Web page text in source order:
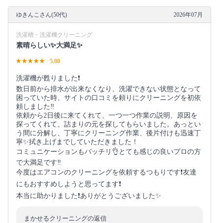
ゆきんこさん(50代) 2026年07月
洗濯槽・洗濯機クリーニング
素晴らしい✨大満足✨
5.00
洗濯機が甦りました❗️
数日前から排水が出来なくなり、洗濯できない状態となって
困っていた時、サイトの口コミを頼りにクリーニングを初依
頼しました‼️
依頼から2日後に来てくれて、一つ一つ作業の説明、原因を
探ってくれて、詰まりの元を探してもらいました。あっとい
う間に分解し、丁寧にクリーニング作業、後片付けも迅速丁
寧✨拭き上げまでしていただきました！
コミュニケーションもバッチリ👌とても感じの良いプロの方
で大満足です‼️
今度はエアコンのクリーニングを依頼するつもりです❗️友達
にもおすすめしようと思ってます❗️
本当に助かりました❗️ありがとうございました✨
まかせるクリーニングの返信